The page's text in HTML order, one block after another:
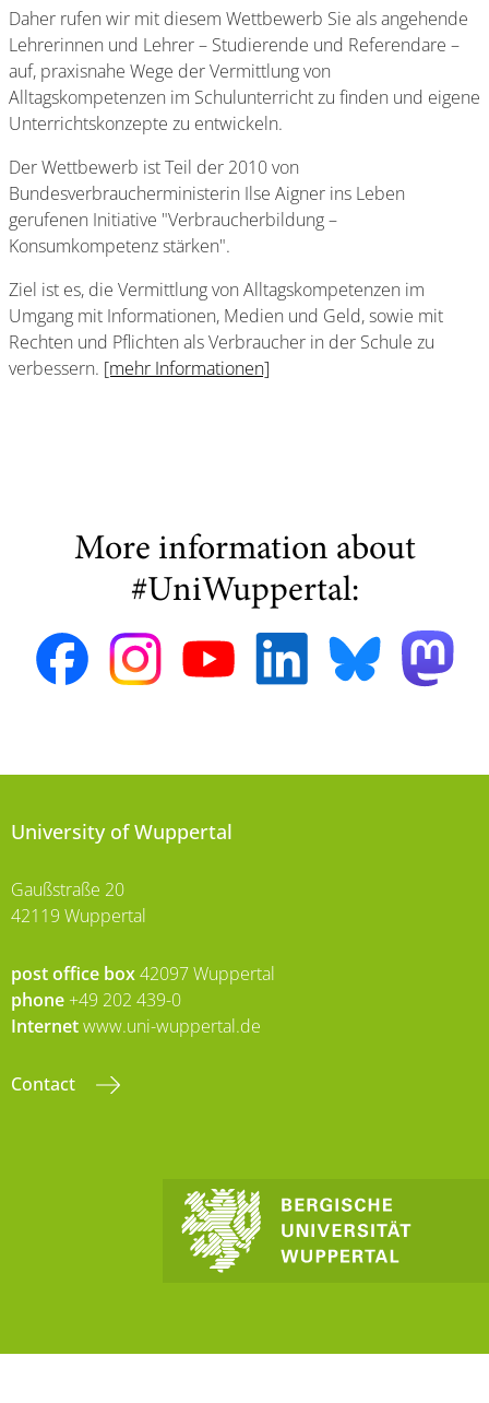
Daher rufen wir mit diesem Wettbewerb Sie als angehende
Lehrerinnen und Lehrer – Studierende und Referendare –
auf, praxisnahe Wege der Vermittlung von
Alltagskompetenzen im Schulunterricht zu finden und eigene
Unterrichtskonzepte zu entwickeln.
Der Wettbewerb ist Teil der 2010 von
Bundesverbraucherministerin Ilse Aigner ins Leben
gerufenen Initiative "Verbraucherbildung –
Konsumkompetenz stärken".
Ziel ist es, die Vermittlung von Alltagskompetenzen im
Umgang mit Informationen, Medien und Geld, sowie mit
Rechten und Pflichten als Verbraucher in der Schule zu
verbessern. [mehr Informationen]
More information about
#UniWuppertal:
University of Wuppertal
Gaußstraße 20
42119 Wuppertal
post office box42097 Wuppertal
phone +49 202 439-0
Internetwww.uni-wuppertal.de
Contact